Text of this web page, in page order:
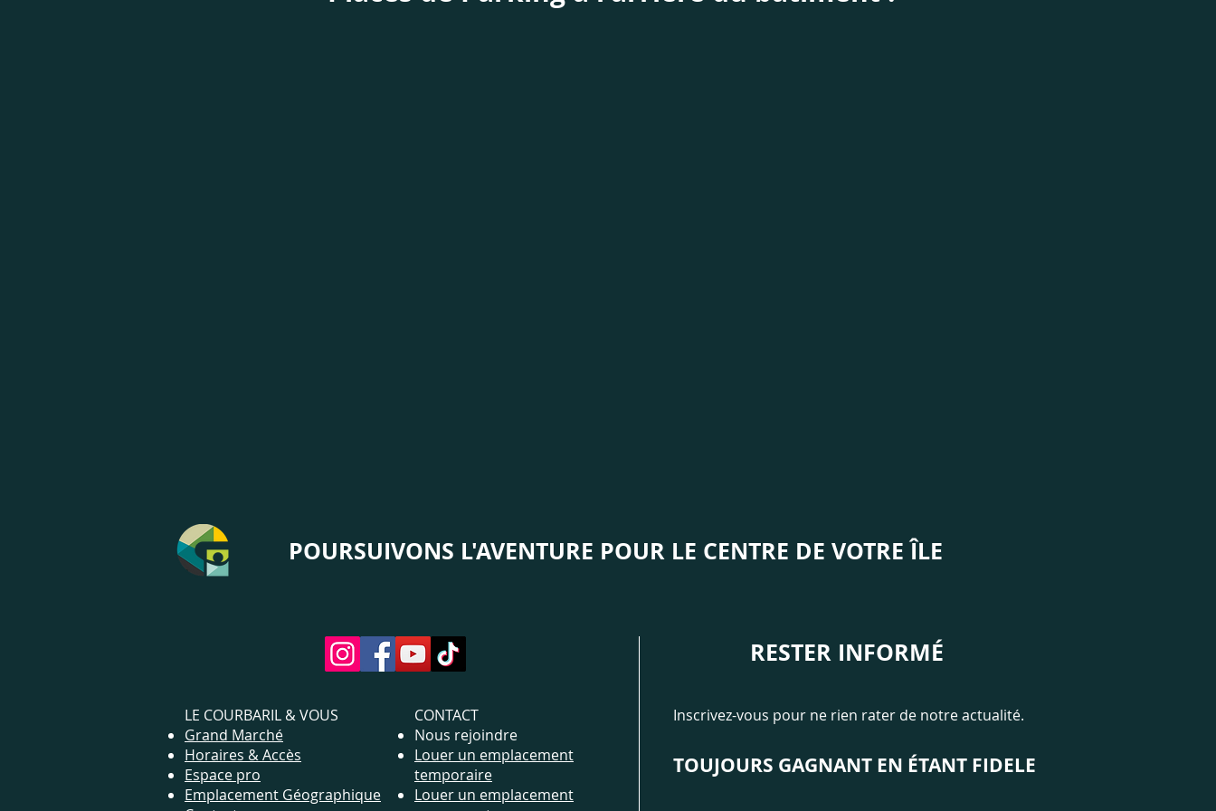
POURSUIVONS L'AVENTURE POUR LE CENTRE DE VOTRE ÎLE
RESTER INFORMÉ
LE COURBARIL & VOUS
Grand Marché
Horaires & Accès
Espace pro
Emplacement Géographique
Inscrivez-vous pour ne rien rater de notre actualité.
CONTACT
Nous rejoindre
Louer un emplacement
temporaire
Louer un emplacement
TOUJOURS GAGNANT EN ÉTANT FIDELE